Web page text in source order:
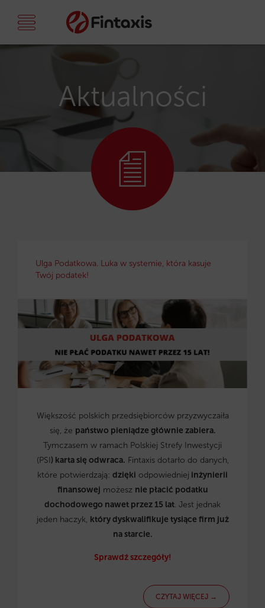
Aktualności
Ulga Podatkowa. Luka w systemie, która kasuje
Twój podatek!
Większość polskich przedsiębiorców przyzwyczaiła
się, że państwo pieniądze głównie zabiera.
Tymczasem w ramach Polskiej Strefy Inwestycji
(PSI) karta się odwraca. Fintaxis dotarło do danych,
które potwierdzają: dzięki odpowiedniej inżynierii
finansowej możesz nie płacić podatku
dochodowego nawet przez 15 lat. Jest jednak
jeden haczyk, który dyskwalifikuje tysiące firm już
na starcie.
Sprawdź szczegóły!
CZYTAJ WIĘCEJ →